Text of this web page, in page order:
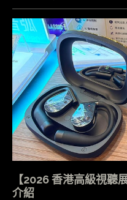
【2026 香港高級視
介紹